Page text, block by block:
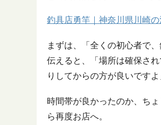
釣具店勇竿｜神奈川県川崎
まずは、「全くの初心者で
伝えると、「場所は確保さ
りしてからの方が良いです
時間帯が良かったのか、ち
ら再度お店へ。